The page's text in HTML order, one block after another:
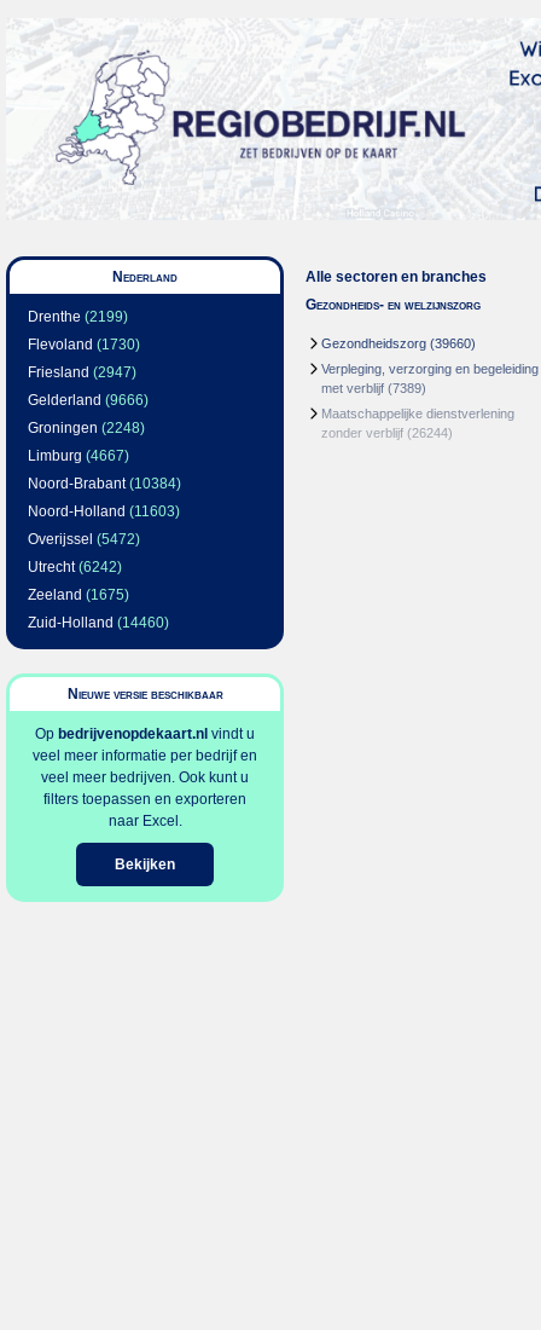
Nederland
Drenthe (2199)
Flevoland (1730)
Friesland (2947)
Gelderland (9666)
Groningen (2248)
Limburg (4667)
Noord-Brabant(10384)
Noord-Holland (11603)
Overijssel (5472)
Utrecht(6242)
Zeeland (1675)
Zuid-Holland (14460)
Nieuwe versie beschikbaar
Op bedrijvenopdekaart.nl vindt u
veel meer informatie per bedrijf en
veel meer bedrijven. Ook kunt u
filters toepassen en exporteren
naar Excel.
Bekijken
Alle sectoren en branches
Gezondheids- en welzijnszorg
Gezondheidszorg (39660)
Verpleging, verzorging en begeleiding
met verblijf (7389)
Maatschappelijke dienstverlening
zonder verblijf (26244)